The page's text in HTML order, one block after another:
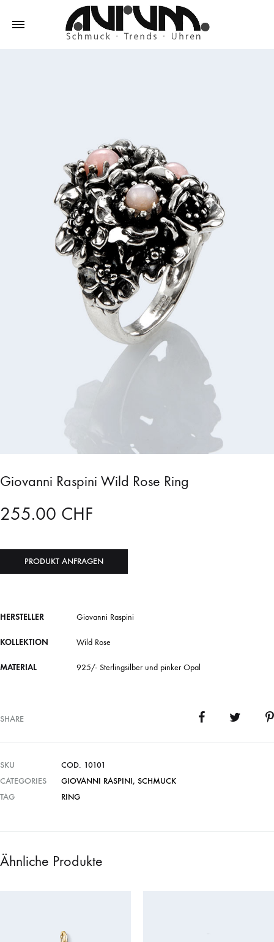
Giovanni Raspini Wild Rose Ring
255.00 CHF
PRODUKT ANFRAGEN
HERSTELLER Giovanni Raspini
KOLLEKTION Wild Rose
MATERIAL 925/- Sterlingsilber und pinker Opal
SHARE
SKU
COD. 10101
CATEGORIES
GIOVANNI RASPINI, SCHMUCK
TAG
RING
Ähnliche Produkte